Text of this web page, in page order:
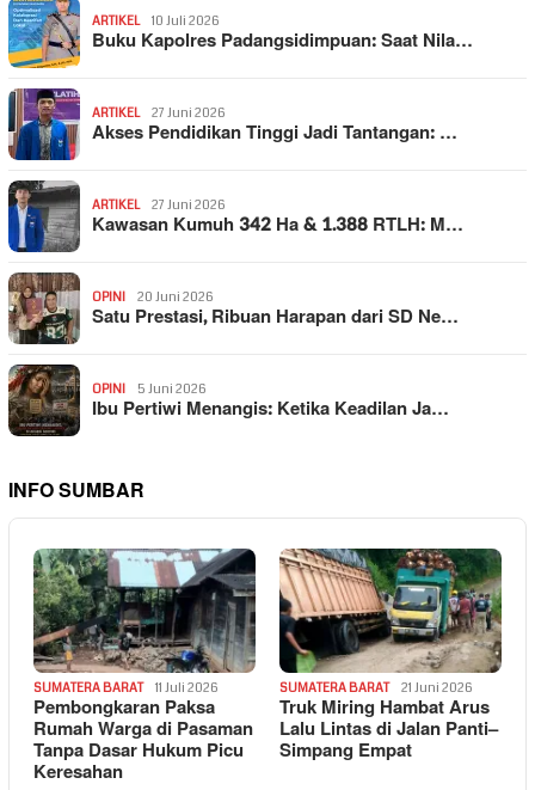
ARTIKEL 10 Juli 2026
Buku Kapolres Padangsidimpuan: Saat Nila…
ARTIKEL 27 Juni 2026
Akses Pendidikan Tinggi Jadi Tantangan: …
ARTIKEL 27 Juni 2026
Kawasan Kumuh 342 Ha & 1.388 RTLH: M…
OPINI 20 Juni 2026
Satu Prestasi, Ribuan Harapan dari SD Ne…
OPINI 5 Juni 2026
Ibu Pertiwi Menangis: Ketika Keadilan Ja…
INFO SUMBAR
SUMATERA BARAT 11 Juli 2026
Pembongkaran Paksa
Rumah Warga di Pasaman
Tanpa Dasar Hukum Picu
Keresahan
SUMATERA BARAT 21 Juni 2026
Truk Miring Hambat Arus
Lalu Lintas di Jalan Panti–
Simpang Empat